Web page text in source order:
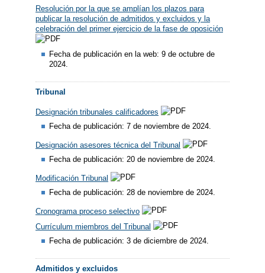
Resolución por la que se amplían los plazos para
publicar la resolución de admitidos y excluidos y la
celebración del primer ejercicio de la fase de oposición
Fecha de publicación en la web: 9 de octubre de
2024.
Tribunal
Designación tribunales calificadores
Fecha de publicación: 7 de noviembre de 2024.
Designación asesores técnica del Tribunal
Fecha de publicación: 20 de noviembre de 2024.
Modificación Tribunal
Fecha de publicación: 28 de noviembre de 2024.
Cronograma proceso selectivo
Currículum miembros del Tribunal
Fecha de publicación: 3 de diciembre de 2024.
Admitidos y excluidos